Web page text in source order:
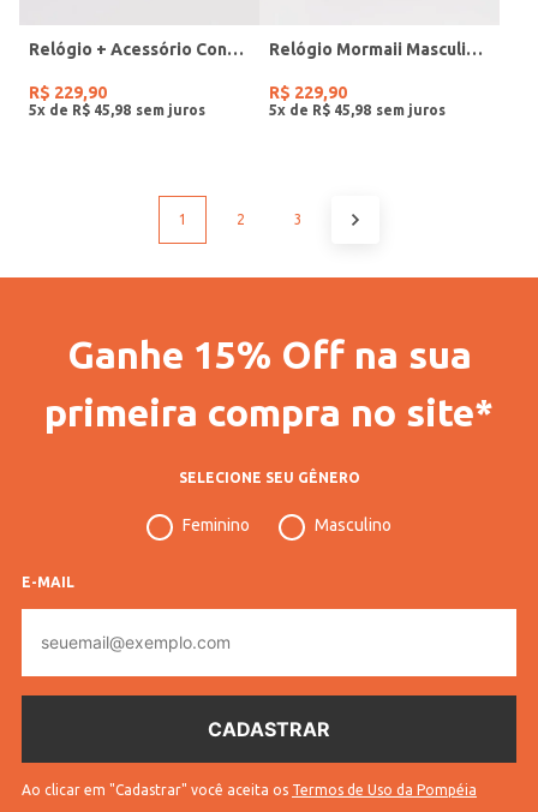
Relógio + Acessório Condor Feminino PRATA
R$ 229,90
5x de R$ 45 98
Relógio Mormaii Masculino PRETO
R$ 229,90
5x de R$ 45 98
1 2 3
Ganhe 15% Off na sua
primeira compra no site*
SELECIONE SEU GÊNERO
Feminino Masculino
E-MAIL
mail
Ao clicar em "Cadastrar" você aceita os Termos de Uso da Pompéia